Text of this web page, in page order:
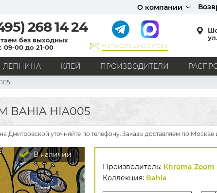
О компании
268 14 24
без выходных
09-00 до 21-00
Написать директору
ЛЕПНИНА КЛЕЙ ПРОИЗВОДИТЕЛИ
Кантри
Модерн Прованс Хай-тек
Лофт
Классика
Английский стиль
РИСУНОК
Граффити
Карта мира
Под кирпич
С вензелями
С надписями
Однотонные
Геометрический рисунок
Цветы
Дамаск
BAHIA HIA005
Дмитровской уточняйте по телефону. Заказы доставляем по Москве
В наличии
Производитель: Khroma Zoom
Коллекция: Bahia